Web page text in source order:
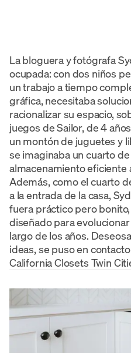
La bloguera y fotógrafa
ocupada: con dos niños
un trabajo a tiempo
gráfica, necesitaba
racionalizar su espacio,
juegos de Sailor, de 4
un montón de juguetes y
se imaginaba un cuarto
almacenamiento eficiente
Además, como el cuarto
a la entrada de la casa,
fuera práctico pero
diseñado para
largo de los años.
ideas, se puso en
California Closets Twin